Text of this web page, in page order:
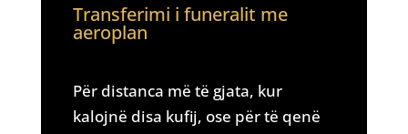
Transferimi i funeralit me
aeroplan
Për distanca më të gjata, kur
kalojnë disa kufij, ose për të qenë